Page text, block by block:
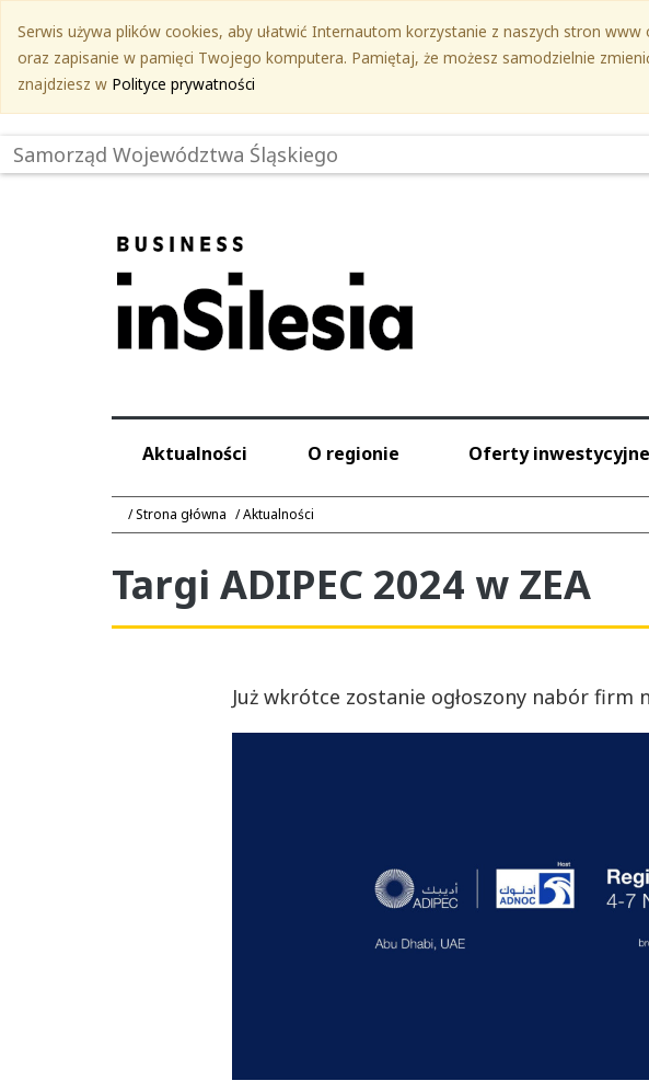
treści
głównej
Serwis używa plików cookies, aby ułatwić Internautom korzystanie z naszych stron
oraz zapisanie w pamięci Twojego komputera. Pamiętaj, że możesz samodzielnie
znajdziesz w Polityce prywatności
Samorząd Województwa Śląskiego
Aktualności O regionie Oferty inwestycyjne
Strona główna Aktualności
Targi ADIPEC 2024 w ZEA
Już wkrótce zostanie ogłoszony nabór firm